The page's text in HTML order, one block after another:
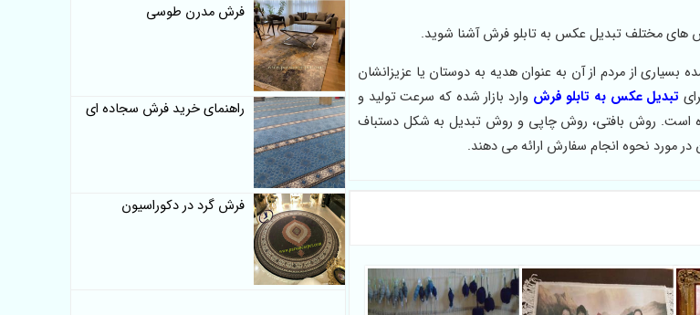
های مختلف تبدیل عکس به تابلو فرش آشنا شوید.
از مردم از آن به عنوان هدیه به دوستان یا عزیزانشان
تبدیل عکس به تابلو فرش وارد بازار شده که سرعت تولید و
است. روش بافتی، روش چاپی و روش تبدیل به شکل دستباف
مورد نحوه انجام سفارش ارائه می دهند.
فرش مدرن طوسی
راهنمای خرید فرش سجاده ای
فرش گرد در دکوراسیون